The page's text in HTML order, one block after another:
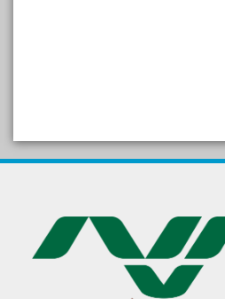
પ્રાકૃતિક કૃષિ (ખેતી)
દેશી ગાય આધારિત પ્રાકૃતિક ખેતી